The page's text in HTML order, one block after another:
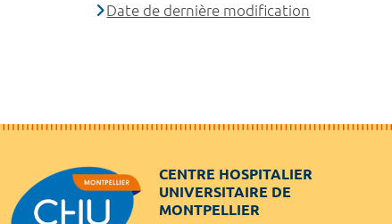
Date de dernière modification
CENTRE HOSPITALIER
UNIVERSITAIRE DE
MONTPELLIER